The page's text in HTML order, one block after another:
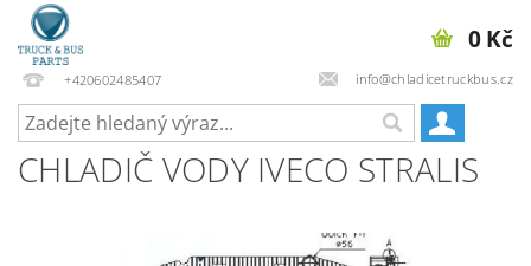
+420602485407 info@chladicetruckbus.cz
0 Kč
CHLADIČ VODY IVECO STRALIS